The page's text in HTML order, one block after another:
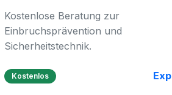
Kostenlose Beratung zur
Einbruchsprävention und
Sicherheitstechnik.
Kostenlos